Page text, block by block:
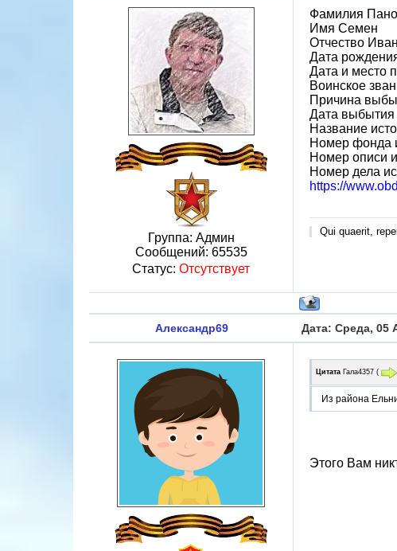
Группа: Админ
Сообщений: 65535
Статус: Отсутствует
Фамилия
Имя Семен
Отчество
Дата
Дата и место
Воинское
Причина
Дата выбытия
Название
Номер фонда
Номер описи
Номер дела
https://
Qui quaerit,
Александр69 Дата: Среда, 05
Цитата Гала4357 (
Из района
Этого Вам